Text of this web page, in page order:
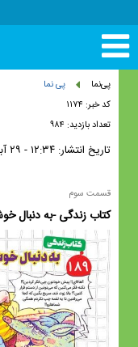
تغییر
وضعیت
منوی
سرویس
پی‌نما
پی نما
کد خبر: ۱۱۷۴
تعداد بازدید: ۹۸۴
تاریخ انتشار: ۱۲:۳۴ - ۲۹ آبان ۱۴۰۱
قسمت سوم
کتاب زندگی -به دنبال